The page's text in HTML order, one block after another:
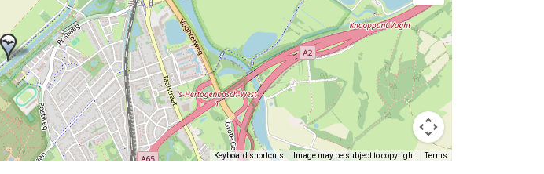
Keyboard shortcuts Image may be subject to copyright Terms